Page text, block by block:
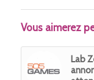
Vous aimerez
Lab